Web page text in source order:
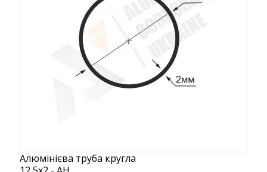
Алюмінієва труба кругла